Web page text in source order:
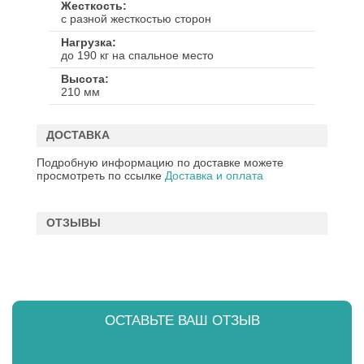
Жесткость
с разной жесткостью сторон
Нагрузка
до 190 кг на спальное место
Высота
210 мм
ДОСТАВКА
Подробную информацию по доставке можете
просмотреть по ссылке Доставка и оплата
ОТЗЫВЫ
ОСТАВЬТЕ ВАШ ОТЗЫВ